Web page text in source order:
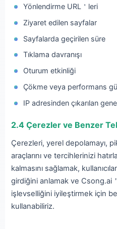
Yönlendirme URL＇leri
Ziyaret edilen sayfalar
Sayfalarda geçirilen süre
Tıklama davranışı
Oturum etkinliği
Çökme veya performans
IP adresinden çıkarılan
2.4 Çerezler ve Benzer
Çerezleri, yerel depolamayı,
araçlarını ve tercihlerinizi
kalmasını sağlamak,
girdiğini anlamak ve Csong.ai
işlevselliğini iyileştirmek için
kullanabiliriz.